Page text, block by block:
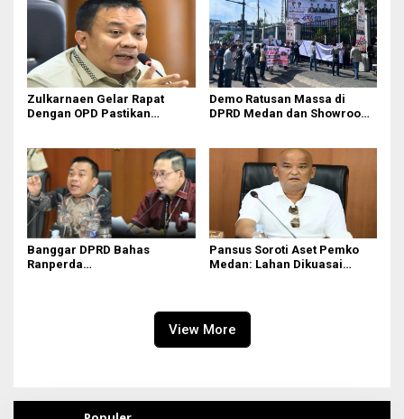
Zulkarnaen Gelar Rapat
Dengan OPD Pastikan
Demo Ratusan Massa di
DPRD Medan dan Showroom
Banggar DPRD Bahas
Ranperda
Pansus Soroti Aset Pemko
Medan: Lahan Dikuasai
View More